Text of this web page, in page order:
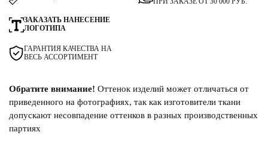
ЗАКАЗАТЬ НАНЕСЕНИЕ
ЛОГОТИПА
ГАРАНТИЯ КАЧЕСТВА НА
ВЕСЬ АССОРТИМЕНТ
Обратите внимание! Оттенок изделий может отличаться от
приведенного на фотографиях, так как изготовители ткани
допускают несовпадение оттенков в разных производственных
партиях